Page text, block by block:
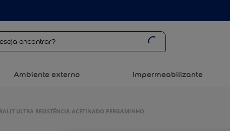
Ambiente externo Impermeabilizante
ULTRA RESISTÊNCIA ACETINADO PERGAMINHO